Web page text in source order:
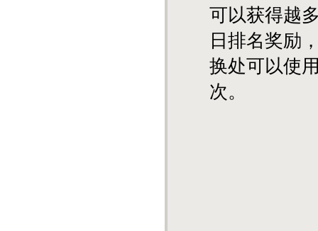
可以获得越
日排名奖励
换处可以使
次。